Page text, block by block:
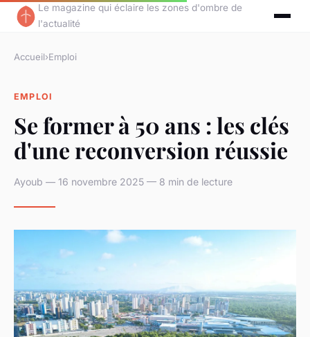
Le magazine qui éclaire les zones d'ombre de
l'actualité
Accueil›Emploi
EMPLOI
Se former à 50 ans : les clés
d'une reconversion réussie
Ayoub — 16 novembre 2025 — 8 min de lecture